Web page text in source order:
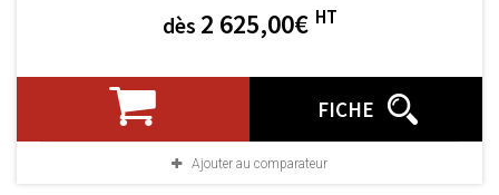
dès 2 625,00€ HT
FICHE
Ajouter au comparateur